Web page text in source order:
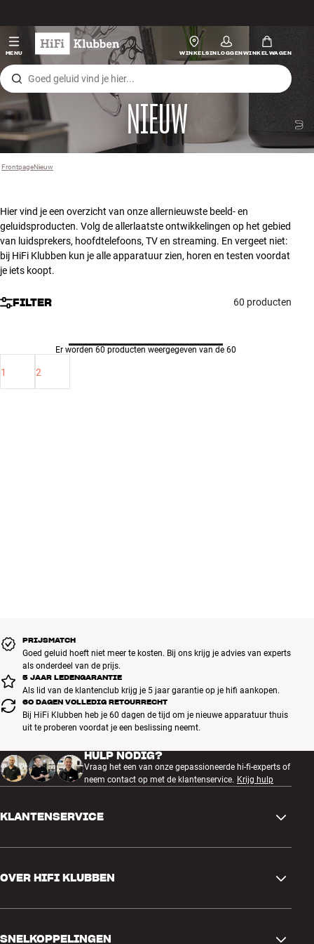
MENU WINKELSINLOGGENWINKELWAGEN
Hi-fi
Luidsprekers
Platenspeler
Koptelefoons
Tv
Systeem
Frontpage ›
Nieuw
NIEUW
Hier vind je een overzicht van onze allernieuwste beeld- en
geluidsproducten. Volg de allerlaatste ontwikkelingen op het gebied
van luidsprekers, hoofdtelefoons, TV en streaming. En vergeet niet:
bij HiFi Klubben kun je alle apparatuur zien, horen en testen voordat
je iets koopt.
FILTER 60 producten
Er worden 60 producten weergegeven van de 60
1 2
PRIJSMATCH
Goed geluid hoeft niet meer te kosten. Bij ons krijg je advies van experts
als onderdeel van de prijs.
5 JAAR LEDENGARANTIE
Als lid van de klantenclub krijg je 5 jaar garantie op je hifi aankopen.
60 DAGEN VOLLEDIG RETOURRECHT
Bij HiFi Klubben heb je 60 dagen de tijd om je nieuwe apparatuur thuis
uit te proberen voordat je een beslissing neemt.
HULP NODIG?
Vraag het een van onze gepassioneerde hi-fi-experts of
neem contact op met de klantenservice. Krijg hulp
KLANTENSERVICE
Ruilen en retourneren
Bestelling herroepen
OVER HIFI KLUBBEN
SNELKOPPELINGEN